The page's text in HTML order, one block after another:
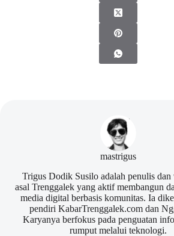
mastrigus
Trigus Dodik Susilo adalah penulis dan
asal Trenggalek yang aktif membangun
media digital berbasis komunitas. Ia
pendiri KabarTrenggalek.com dan
Karyanya berfokus pada penguatan
rumput melalui teknologi.